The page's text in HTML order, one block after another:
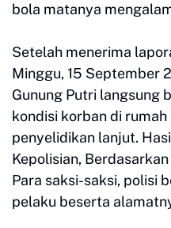
bola matanya
Setelah menerima
Minggu, 15 September
Gunung Putri langsung
kondisi korban di
penyelidikan lanjut.
Kepolisian,
Para saksi-saksi, polisi
pelaku beserta